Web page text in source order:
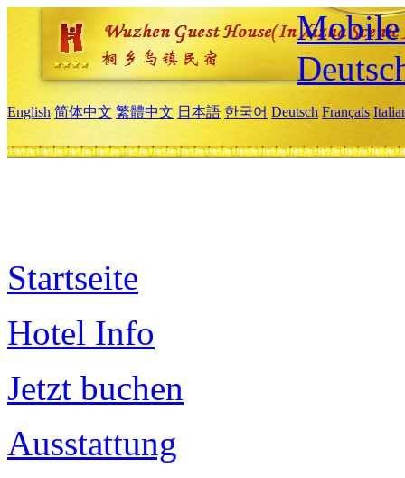
Mobile
English 简体中文 繁體中文 日本語 한국어 Deutsch Français
Startseite
Hotel Info
Jetzt buchen
Ausstattung